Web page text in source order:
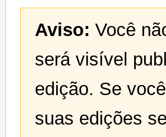
Aviso: Você
será visível
edição. Se
suas edições